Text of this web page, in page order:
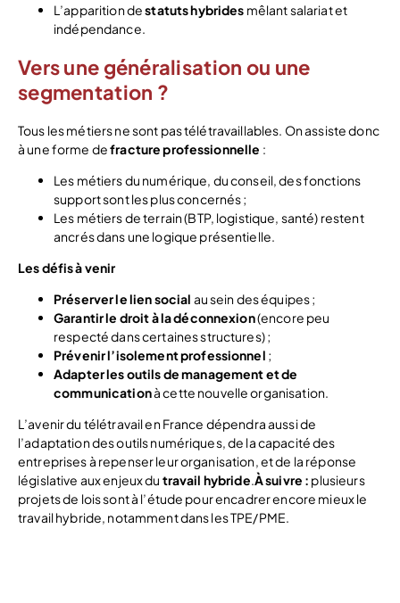
L’apparition destatuts hybrides mêlant salariat et
indépendance.
Vers une généralisation ou une
segmentation ?
Tous les métiers ne sont pas télétravaillables. On assiste donc
à une forme defracture professionnelle :
Les métiers du numérique, du conseil, des fonctions
support sont les plus concernés ;
Les métiers de terrain (BTP, logistique, santé) restent
ancrés dans une logique présentielle.
Les défis à venir
Préserver le lien social au sein des équipes ;
Garantir le droit à la déconnexion(encore peu
respecté dans certaines structures) ;
Prévenir l’isolement professionnel ;
Adapter les outils de management et de
communicationà cette nouvelle organisation.
L’avenir du télétravail en France dépendra aussi de
l’adaptation des outils numériques, de la capacité des
entreprises à repenser leur organisation, et de la réponse
législative aux enjeux du travail hybride À suivre : plusieurs
projets de lois sont à l’étude pour encadrer encore mieux le
travail hybride, notamment dans les TPE/PME.